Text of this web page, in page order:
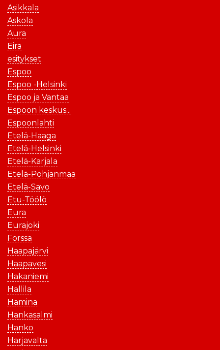
Asikkala
Askola
Aura
Eira
esitykset
Espoo
Espoo -Helsinki
Espoo ja Vantaa
Espoon keskus...
Espoonlahti
Etelä-Haaga
Etelä-Helsinki
Etelä-Karjala
Etelä-Pohjanmaa
Etelä-Savo
Etu-Töölö
Eura
Eurajoki
Forssa
Haapajärvi
Haapavesi
Hakaniemi
Hallila
Hamina
Hankasalmi
Hanko
Harjavalta